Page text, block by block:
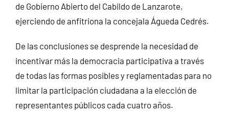
de Gobierno Abierto del Cabildo de Lanzarote,
ejerciendo de anfitriona la concejala Águeda Cedrés.
De las conclusiones se desprende la necesidad de
incentivar más la democracia participativa a través
de todas las formas posibles y reglamentadas para no
limitar la participación ciudadana a la elección de
representantes públicos cada cuatro años.